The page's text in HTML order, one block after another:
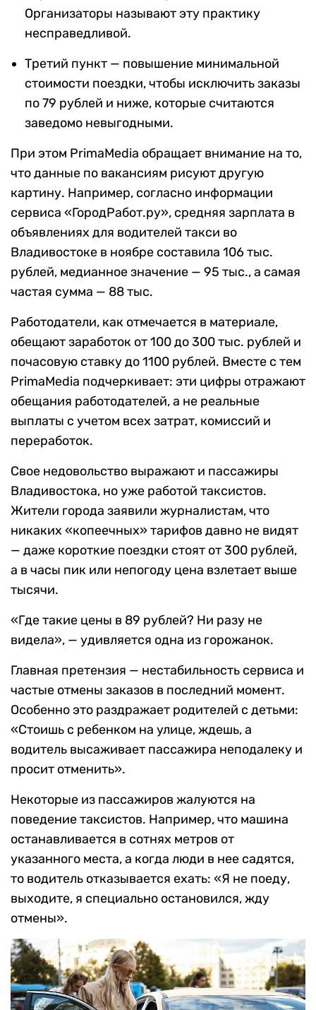
Организаторы называют эту практику
несправедливой.
Третий пункт — повышение минимальной
стоимости поездки, чтобы исключить заказы
по 79 рублей и ниже, которые считаются
заведомо невыгодными.
При этом PrimaMedia обращает внимание на то,
что данные по вакансиям рисуют другую
картину. Например, согласно информации
сервиса «ГородРабот.ру», средняя зарплата в
объявлениях для водителей такси во
Владивостоке в ноябре составила 106 тыс.
рублей, медианное значение — 95 тыс., а самая
частая сумма — 88 тыс.
Работодатели, как отмечается в материале,
обещают заработок от 100 до 300 тыс. рублей и
почасовую ставку до 1100 рублей. Вместе с тем
PrimaMedia подчеркивает: эти цифры отражают
обещания работодателей, а не реальные
выплаты с учетом всех затрат, комиссий и
переработок.
Свое недовольство выражают и пассажиры
Владивостока, но уже работой таксистов.
Жители города заявили журналистам, что
никаких «копеечных» тарифов давно не видят
— даже короткие поездки стоят от 300 рублей,
а в часы пик или непогоду цена взлетает выше
тысячи.
«Где такие цены в 89 рублей? Ни разу не
видела», — удивляется одна из горожанок.
Главная претензия — нестабильность сервиса и
частые отмены заказов в последний момент.
Особенно это раздражает родителей с детьми:
«Стоишь с ребенком на улице, ждешь, а
водитель высаживает пассажира неподалеку и
просит отменить».
Некоторые из пассажиров жалуются на
поведение таксистов. Например, что машина
останавливается в сотнях метров от
указанного места, а когда люди в нее садятся,
то водитель отказывается ехать: «Я не поеду,
выходите, я специально остановился, жду
отмены».